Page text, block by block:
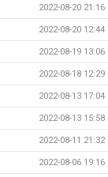
2022-08-20 21:16
2022-08-20 12:44
2022-08-19 13:06
2022-08-18 12:29
2022-08-13 17:04
2022-08-13 15:58
2022-08-11 21:32
2022-08-06 19:16